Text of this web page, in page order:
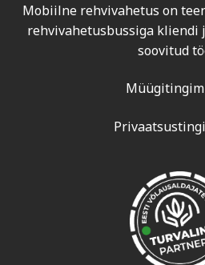
Mobiilne rehvivahetus on
rehvivahetusbussiga kliendi
soovitud